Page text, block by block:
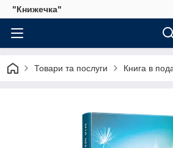
"Книжечка"
Товари та послуги Книга в